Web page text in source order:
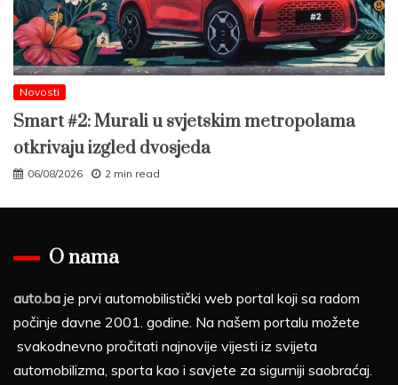
Novosti
Smart #2: Murali u svjetskim metropolama
otkrivaju izgled dvosjeda
06/08/2026 2 min read
O nama
auto.ba je prvi automobilistički web portal koji sa radom
počinje davne 2001. godine. Na našem portalu možete
svakodnevno pročitati najnovije vijesti iz svijeta
automobilizma, sporta kao i savjete za sigurniji saobraćaj.